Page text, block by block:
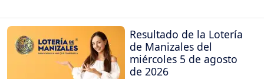
Resultado de la Lotería
de Manizales del
miércoles 5 de agosto
de 2026